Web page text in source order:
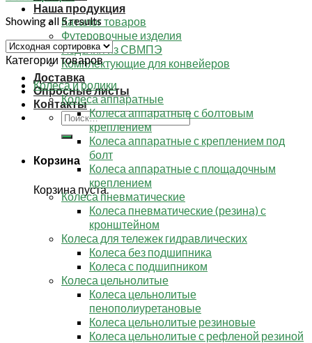
Наша продукция
Каталог товаров
Футеровочные изделия
Изделия из СВМПЭ
Комплектующие для конвейеров
Доставка
Опросные листы
Контакты
Искать:
Корзина
Корзина пуста.
Showing all 5 results
Категории товаров
Колеса и ролики
Колеса аппаратные
Колеса аппаратные с болтовым
креплением
Колеса аппаратные с креплением под
болт
Колеса аппаратные с площадочным
креплением
Колеса пневматические
Колеса пневматические (резина) с
кронштейном
Колеса для тележек гидравлических
Колеса без подшипника
Колеса с подшипником
Колеса цельнолитые
Колеса цельнолитые
пенополиуретановые
Колеса цельнолитые резиновые
Колеса цельнолитые с рефленой резиной